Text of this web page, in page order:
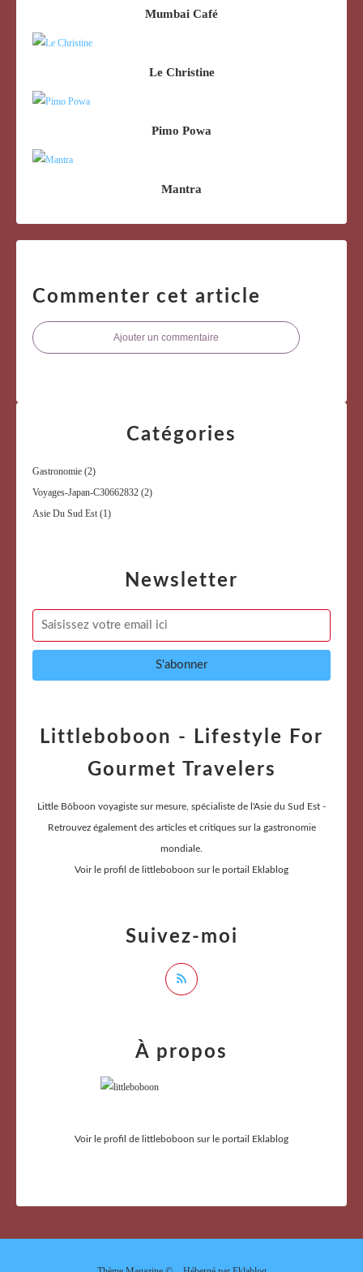
Mumbai Café
Le Christine
Pimo Powa
Mantra
Commenter cet article
Ajouter un commentaire
Newsletter
Catégories
Gastronomie (2)
Voyages-Japan-C30662832 (2)
Asie Du Sud Est (1)
Littleboboon - Lifestyle For
Gourmet Travelers
Little Bôboon voyagiste sur mesure, spécialiste de l'Asie du Sud Est -
Retrouvez également des articles et critiques sur la gastronomie
mondiale.
Voir le profil de littleboboon sur le portail Eklablog
Suivez-moi
À propos
Voir le profil de littleboboon sur le portail Eklablog